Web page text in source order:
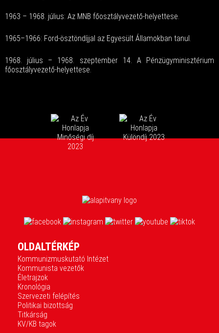
1963 – 1968. július: Az MNB főosztályvezető-helyettese.
1965–1966: Ford-ösztöndíjjal az Egyesült Államokban tanul.
1968. július – 1968. szeptember 14. A Pénzügyminisztérium
főosztályvezető-helyettese.
OLDALTÉRKÉP
Kommunizmuskutató Intézet
Kommunista vezetők
Életrajzok
Kronológia
Szervezeti felépítés
Politikai bizottság
Titkárság
KV/KB tagok